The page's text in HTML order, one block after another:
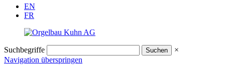
EN
FR
Suchbegriffe
×
Navigation überspringen